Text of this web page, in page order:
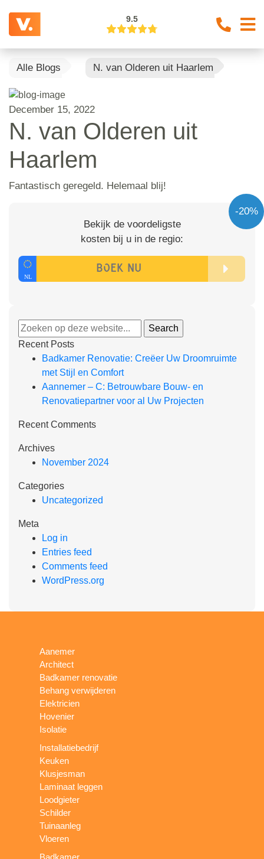
9.5
Alle Blogs N. van Olderen uit Haarlem
December 15, 2022
N. van Olderen uit
Haarlem
Fantastisch geregeld. Helemaal blij!
-20%
Bekijk de voordeligste
kosten bij u in de regio:
Recent Posts
Badkamer Renovatie: Creëer Uw Droomruimte
met Stijl en Comfort
Aannemer – C: Betrouwbare Bouw- en
Renovatiepartner voor al Uw Projecten
Recent Comments
Archives
November 2024
Categories
Uncategorized
Meta
Log in
Entries feed
Comments feed
WordPress.org
Aanemer
Architect
Badkamer renovatie
Behang verwijderen
Elektricien
Hovenier
Isolatie
Installatiebedrijf
Keuken
Klusjesman
Laminaat leggen
Loodgieter
Schilder
Tuinaanleg
Vloeren
Badkamer